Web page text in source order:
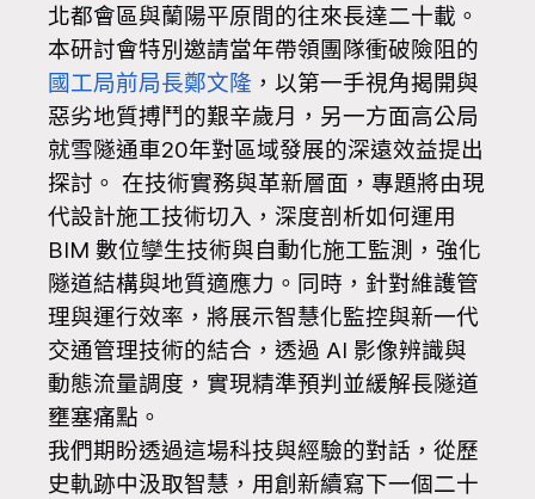
北都會區與蘭陽平原間的往來長達二十載。
本研討會特別邀請當年帶領團隊衝破險阻的
國工局前局長鄭文隆 ，以第一手視角揭開與
惡劣地質搏鬥的艱辛歲月，另一方面高公局
就雪隧通車20年對區域發展的深遠效益提出
探討。 在技術實務與革新層面，專題將由現
代設計施工技術切入，深度剖析如何運用
BIM 數位孿生技術與自動化施工監測，強化
隧道結構與地質適應力。同時，針對維護管
理與運行效率，將展示智慧化監控與新一代
交通管理技術的結合，透過 AI 影像辨識與
動態流量調度，實現精準預判並緩解長隧道
壅塞痛點。
我們期盼透過這場科技與經驗的對話，從歷
史軌跡中汲取智慧，用創新續寫下一個二十